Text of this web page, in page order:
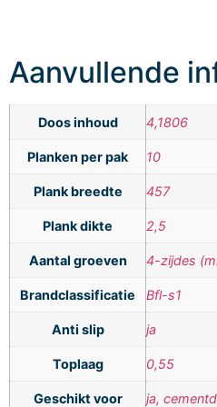
Aanvullende
Doos inhoud 4,1806
Planken per pak 10
Plank breedte 457
Plank dikte 2,5
Aantal groeven 4-zijdes
Brandclassificatie Bfl-s1
Anti slip ja
Toplaag 0,55
Geschikt voor
ja,